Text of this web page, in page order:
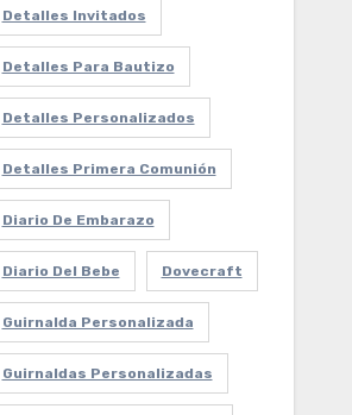
Detalles Invitados
Detalles Para Bautizo
Detalles Personalizados
Detalles Primera Comunión
Diario De Embarazo
Diario Del Bebe Dovecraft
Guirnalda Personalizada
Guirnaldas Personalizadas